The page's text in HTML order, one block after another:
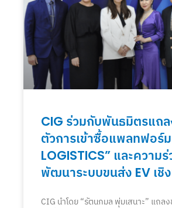
CIG ร่วมกับพันธมิตรแถล
ตัวการเข้าซื้อแพลทฟอร์ม
LOGISTICS” และความ
พัฒนาระบบขนส่ง EV เ
CIG นำโดย “รัตนกมล พุ่มเสนาะ” แถล